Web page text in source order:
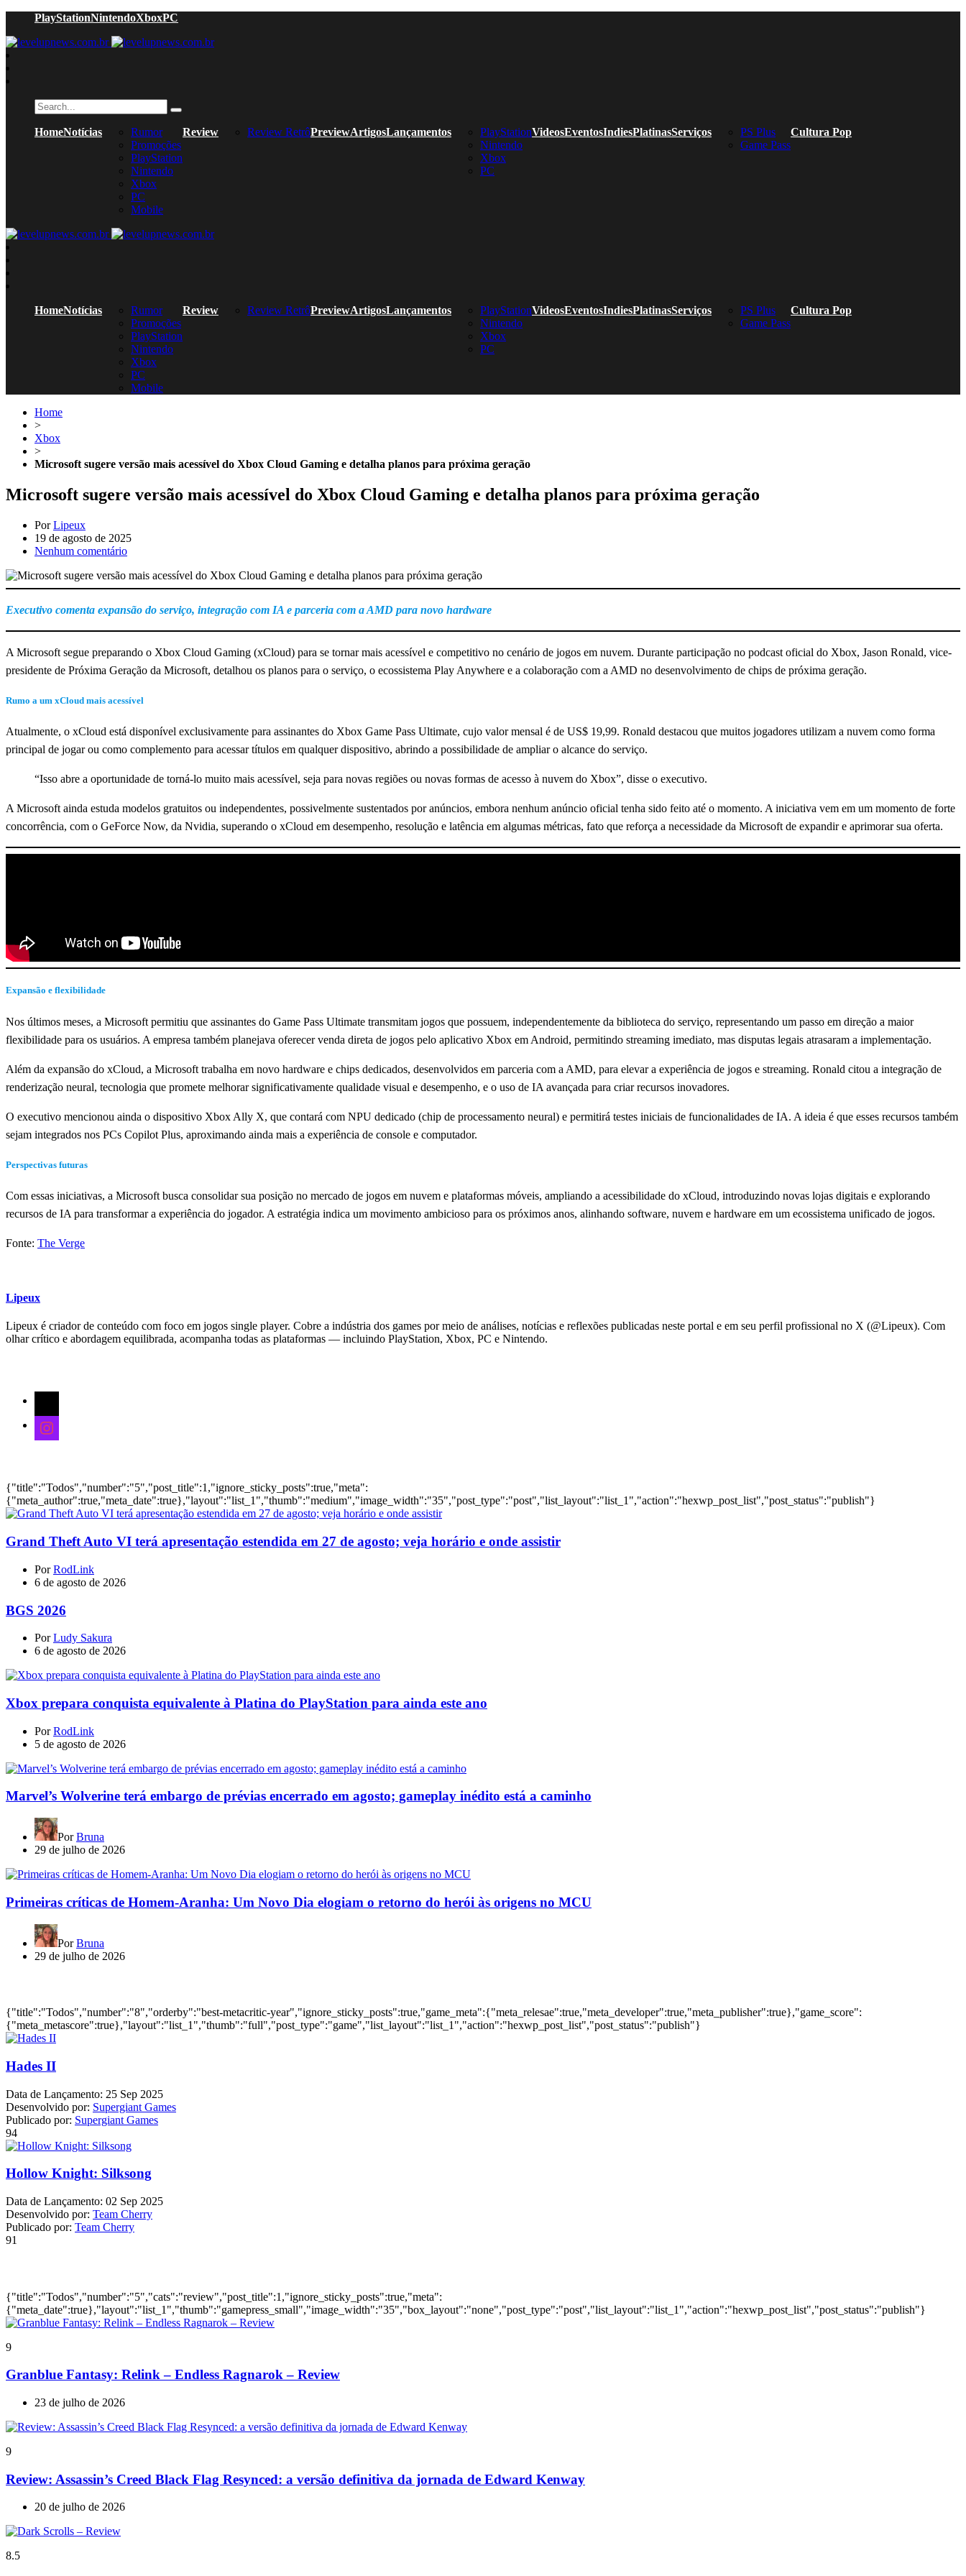
PlayStationNintendoXboxPC
HomeNotícias
Rumor
Promoções
PlayStation
Nintendo
Xbox
PC
Mobile
Review Review RetrôPreviewArtigosLançamentos
PlayStation
Nintendo
Xbox
PC
VideosEventosIndiesPlatinasServiços
PS Plus
Game Pass
Cultura Pop
HomeNotícias
Rumor
Promoções
PlayStation
Nintendo
Xbox
PC
Mobile
Review Review RetrôPreviewArtigosLançamentos
PlayStation
Nintendo
Xbox
PC
VideosEventosIndiesPlatinasServiços
PS Plus
Game Pass
Cultura Pop
Home
>
Xbox
>
Microsoft sugere versão mais acessível do Xbox Cloud Gaming e detalha planos para próxima geração
Microsoft sugere versão mais acessível do Xbox Cloud Gaming e detalha planos para próxima geração
PorLipeux
19 de agosto de 2025
Nenhum comentário
Executivo comenta expansão do serviço, integração com IA e parceria com a AMD para novo hardware
A Microsoft segue preparando o Xbox Cloud Gaming (xCloud) para se tornar mais acessível e competitivo no cenário de jogos em nuvem. Durante participação no podcast oficial do Xbox, Jason Ronald, vice-
presidente de Próxima Geração da Microsoft, detalhou os planos para o serviço, o ecossistema Play Anywhere e a colaboração com a AMD no desenvolvimento de chips de próxima geração.
Rumo a um xCloud mais acessível
Atualmente, o xCloud está disponível exclusivamente para assinantes do Xbox Game Pass Ultimate, cujo valor mensal é de US$ 19,99. Ronald destacou que muitos jogadores utilizam a nuvem como forma
principal de jogar ou como complemento para acessar títulos em qualquer dispositivo, abrindo a possibilidade de ampliar o alcance do serviço.
“Isso abre a oportunidade de torná-lo muito mais acessível, seja para novas regiões ou novas formas de acesso à nuvem do Xbox”, disse o executivo.
A Microsoft ainda estuda modelos gratuitos ou independentes, possivelmente sustentados por anúncios, embora nenhum anúncio oficial tenha sido feito até o momento. A iniciativa vem em um momento de forte
concorrência, com o GeForce Now, da Nvidia, superando o xCloud em desempenho, resolução e latência em algumas métricas, fato que reforça a necessidade da Microsoft de expandir e aprimorar sua oferta.
Expansão e flexibilidade
Nos últimos meses, a Microsoft permitiu que assinantes do Game Pass Ultimate transmitam jogos que possuem, independentemente da biblioteca do serviço, representando um passo em direção a maior
flexibilidade para os usuários. A empresa também planejava oferecer venda direta de jogos pelo aplicativo Xbox em Android, permitindo streaming imediato, mas disputas legais atrasaram a implementação.
Além da expansão do xCloud, a Microsoft trabalha em novo hardware e chips dedicados, desenvolvidos em parceria com a AMD, para elevar a experiência de jogos e streaming. Ronald citou a integração de
renderização neural, tecnologia que promete melhorar significativamente qualidade visual e desempenho, e o uso de IA avançada para criar recursos inovadores.
O executivo mencionou ainda o dispositivo Xbox Ally X, que contará com NPU dedicado (chip de processamento neural) e permitirá testes iniciais de funcionalidades de IA. A ideia é que esses recursos também
sejam integrados nos PCs Copilot Plus, aproximando ainda mais a experiência de console e computador.
Perspectivas futuras
Com essas iniciativas, a Microsoft busca consolidar sua posição no mercado de jogos em nuvem e plataformas móveis, ampliando a acessibilidade do xCloud, introduzindo novas lojas digitais e explorando
recursos de IA para transformar a experiência do jogador. A estratégia indica um movimento ambicioso para os próximos anos, alinhando software, nuvem e hardware em um ecossistema unificado de jogos.
Fonte: The Verge
Lipeux
Lipeux é criador de conteúdo com foco em jogos single player. Cobre a indústria dos games por meio de análises, notícias e reflexões publicadas neste portal e em seu perfil profissional no X (@Lipeux). Com
olhar crítico e abordagem equilibrada, acompanha todas as plataformas — incluindo PlayStation, Xbox, PC e Nintendo.
{"title":"Todos","number":"5","post_title":1,"ignore_sticky_posts":true,"meta":
{"meta_author":true,"meta_date":true},"layout":"list_1","thumb":"medium","image_width":"35","post_type":"post","list_layout":"list_1","action":"hexwp_post_list","post_status":"publish"}
Grand Theft Auto VI terá apresentação estendida em 27 de agosto; veja horário e onde assistir
PorRodLink
6 de agosto de 2026
BGS 2026
PorLudy Sakura
6 de agosto de 2026
Xbox prepara conquista equivalente à Platina do PlayStation para ainda este ano
PorRodLink
5 de agosto de 2026
Marvel’s Wolverine terá embargo de prévias encerrado em agosto; gameplay inédito está a caminho
PorBruna
29 de julho de 2026
Primeiras críticas de Homem-Aranha: Um Novo Dia elogiam o retorno do herói às origens no MCU
PorBruna
29 de julho de 2026
{"title":"Todos","number":"8","orderby":"best-metacritic-year","ignore_sticky_posts":true,"game_meta":{"meta_relesae":true,"meta_developer":true,"meta_publisher":true},"game_score":
{"meta_metascore":true},"layout":"list_1","thumb":"full","post_type":"game","list_layout":"list_1","action":"hexwp_post_list","post_status":"publish"}
Hades II
Data de Lançamento: 25 Sep 2025
Desenvolvido por: Supergiant Games
Publicado por: Supergiant Games
94
Hollow Knight: Silksong
Data de Lançamento: 02 Sep 2025
Desenvolvido por: Team Cherry
Publicado por: Team Cherry
91
{"title":"Todos","number":"5","cats":"review","post_title":1,"ignore_sticky_posts":true,"meta":
{"meta_date":true},"layout":"list_1","thumb":"gamepress_small","image_width":"35","box_layout":"none","post_type":"post","list_layout":"list_1","action":"hexwp_post_list","post_status":"publish"}
9
Granblue Fantasy: Relink – Endless Ragnarok – Review
23 de julho de 2026
9
Review: Assassin’s Creed Black Flag Resynced: a versão definitiva da jornada de Edward Kenway
20 de julho de 2026
8.5